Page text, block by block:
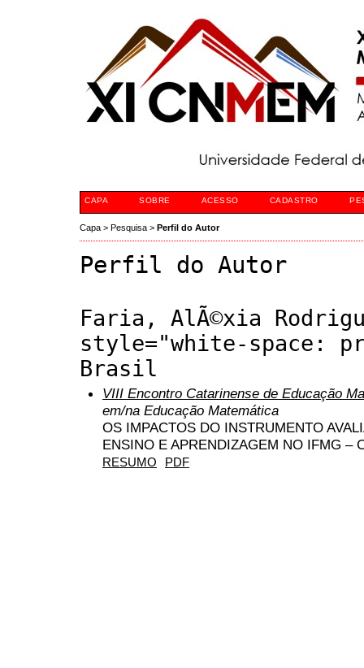
CAPA SOBRE ACESSO CADASTRO
Capa > Pesquisa > Perfil do Autor
Perfil do Autor
Faria, AlÃ©xia
style="white-space:
Brasil
VIII Encontro Catarinense de Educação
em/na Educação Matemática
OS IMPACTOS DO INSTRUMENTO
ENSINO E APRENDIZAGEM NO IFMG –
RESUMO PDF